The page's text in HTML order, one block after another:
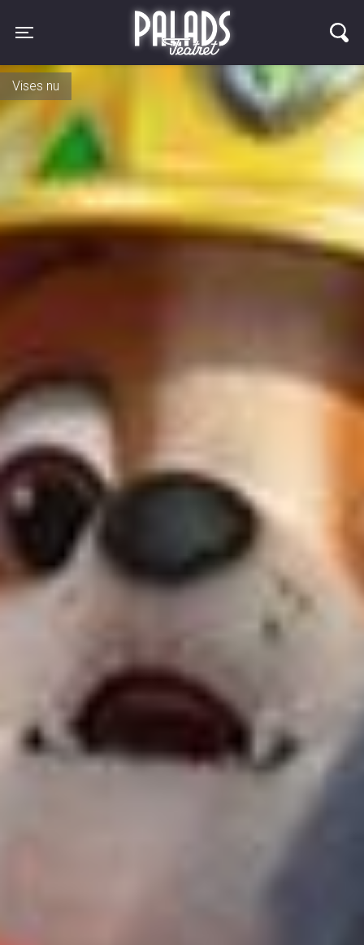
Toggle navigation
Palads Teatret
Vises igen d. 27. august